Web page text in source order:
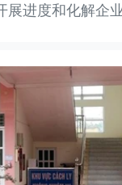
进度和化解企